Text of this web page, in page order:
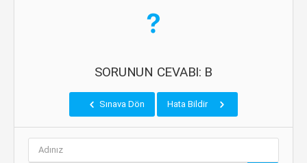
SORUNUN CEVABI: B
Sınava Dön Hata Bildir